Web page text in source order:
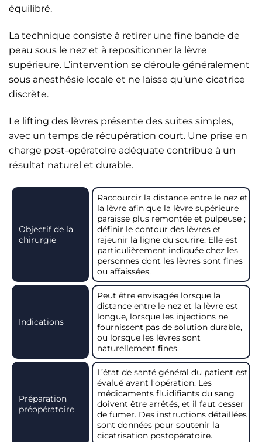
équilibré.
La technique consiste à retirer une fine bande de
peau sous le nez et à repositionner la lèvre
supérieure. L’intervention se déroule généralement
sous anesthésie locale et ne laisse qu’une cicatrice
discrète.
Le lifting des lèvres présente des suites simples,
avec un temps de récupération court. Une prise en
charge post-opératoire adéquate contribue à un
résultat naturel et durable.
Objectif de la
chirurgie
Raccourcir la distance entre le nez et
la lèvre afin que la lèvre supérieure
paraisse plus remontée et pulpeuse ;
définir le contour des lèvres et
rajeunir la ligne du sourire. Elle est
particulièrement indiquée chez les
personnes dont les lèvres sont fines
ou affaissées.
Indications
Peut être envisagée lorsque la
distance entre le nez et la lèvre est
longue, lorsque les injections ne
fournissent pas de solution durable,
ou lorsque les lèvres sont
naturellement fines.
Préparation
préopératoire
L’état de santé général du patient est
évalué avant l’opération. Les
médicaments fluidifiants du sang
doivent être arrêtés, et il faut cesser
de fumer. Des instructions détaillées
sont données pour soutenir la
cicatrisation postopératoire.